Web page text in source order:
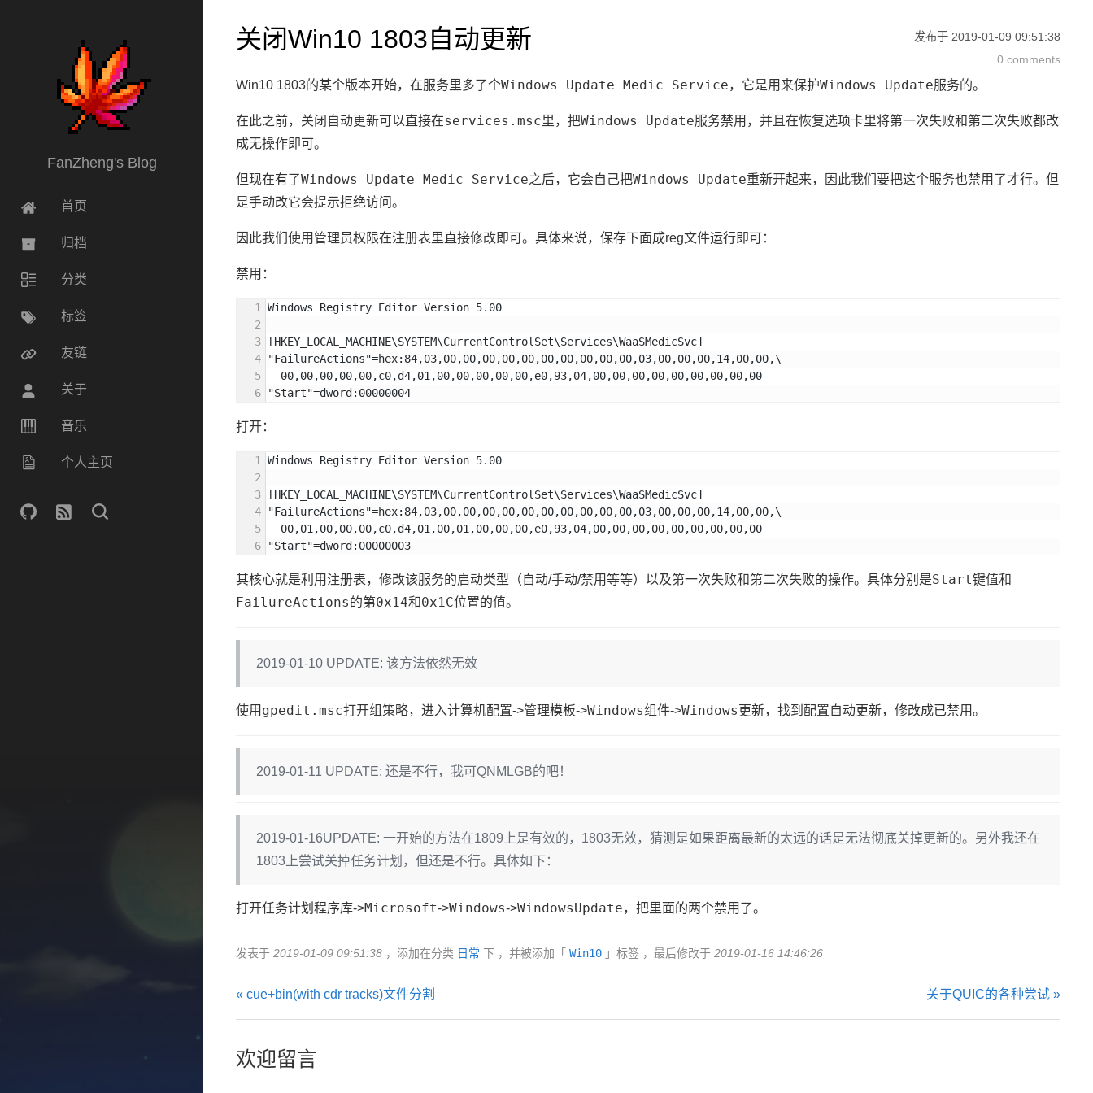
FanZheng's Blog
首页
归档
分类
标签
友链
关于
音乐
个人主页
发布于 2019-01-09 09:51:38
0 comments
关闭Win10 1803自动更新
Win10 1803的某个版本开始，在服务里多了个Windows Update Medic Service，它是用来保护Windows Update服务的。
在此之前，关闭自动更新可以直接在services.msc里，把Windows Update服务禁用，并且在恢复选项卡里将第一次失败和第二次失败都改
成无操作即可。
但现在有了Windows Update Medic Service之后，它会自己把Windows Update重新开起来，因此我们要把这个服务也禁用了才行。但
是手动改它会提示拒绝访问。
因此我们使用管理员权限在注册表里直接修改即可。具体来说，保存下面成reg文件运行即可：
禁用：
Windows Registry Editor Version 5.00
[HKEY_LOCAL_MACHINE\SYSTEM\CurrentControlSet\Services\WaaSMedicSvc]
"FailureActions"=hex:84,03,00,00,00,00,00,00,00,00,00,00,03,00,00,00,14,00,00,\
  00,00,00,00,00,c0,d4,01,00,00,00,00,00,e0,93,04,00,00,00,00,00,00,00,00,00
"Start"=dword:00000004
打开：
Windows Registry Editor Version 5.00
[HKEY_LOCAL_MACHINE\SYSTEM\CurrentControlSet\Services\WaaSMedicSvc]
"FailureActions"=hex:84,03,00,00,00,00,00,00,00,00,00,00,03,00,00,00,14,00,00,\
  00,01,00,00,00,c0,d4,01,00,01,00,00,00,e0,93,04,00,00,00,00,00,00,00,00,00
"Start"=dword:00000003
其核心就是利用注册表，修改该服务的启动类型 （自动/手动/禁用等等）以及第一次失败和第二次失败的操作。具体分别是Start键值和
FailureActions的第0x14和0x1C位置的值。
2019-01-10 UPDATE: 该方法依然无效
使用 gpedit.msc打开组策略，进入计算机配置->管理模板->Windows组件->Windows更新，找到 配置自动更新，修改成已禁用。
2019-01-11 UPDATE: 还是不行，我可QNMLGB的吧！
2019-01-16UPDATE: 一开始的方法在1809上是有效的，1803无效，猜测是如果距离最新的太远的话是无法彻底关掉更新的。另外我还在
1803上尝试关掉任务计划，但还是不行。具体如下：
打开任务计划程序库->Microsoft->Windows->WindowsUpdate，把里面的两个禁用了。
发表于 2019-01-09 09:51:38 ，添加在分类 日常 下 ，并被添加「 Win10 」标签 ，最后修改于 2019-01-16 14:46:26
« cue+bin(with cdr tracks)文件分割 关于QUIC的各种尝试 »
欢迎留言